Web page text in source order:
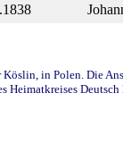
in Polen. Die